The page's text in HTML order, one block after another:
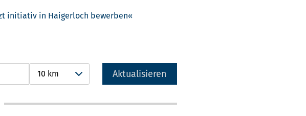
initiativ in Haigerloch bewerben
10 km Aktualisieren